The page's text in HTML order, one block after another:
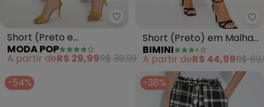
Moda Pop - Short (Preto e
Short (Preto e
Floral)Com Elástico no
Cós
MODA POP
A partir deR$ 29,99R$ 39,99
Short (Preto) em Malha
Jacquard
BIMINI
A partir deR$ 44,99R$
-54%
-38%